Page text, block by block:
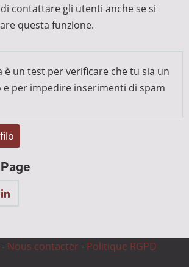
contattare gli utenti anche se si
questa funzione.
è un test per verificare che tu sia un
impedire inserimenti di spam
- Nous contacter - Politique RGPD